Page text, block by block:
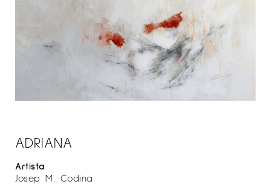
ADRIANA
Artista
Josep M. Codina